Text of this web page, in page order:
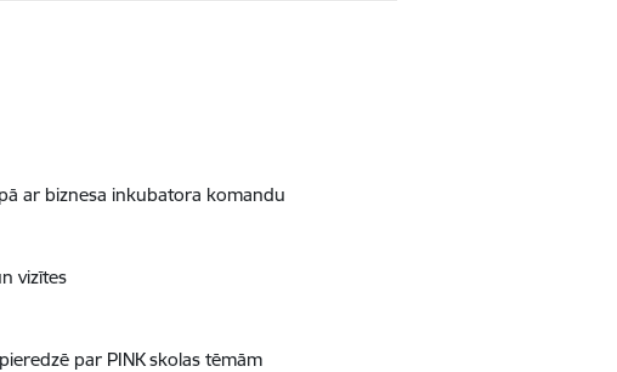
ar biznesa inkubatora komandu
vizītes
par PINK skolas tēmām